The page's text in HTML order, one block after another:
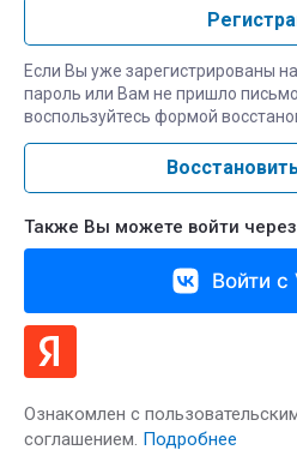
Если Вы уже зарегистрированы
пароль или Вам не пришло
воспользуйтесь формой
Также Вы можете войти
Войти с
Ознакомлен с
соглашением. Подробнее